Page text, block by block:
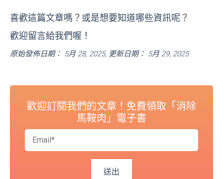
喜歡這篇文章嗎？或是想要知道哪些資訊呢？
歡迎留言給我們喔！
原始發佈日期： 5月 28, 2025, 更新日期： 5月 29, 2025
歡迎訂閱我們的文章！免費領取「消除
馬鞍肉」電子書